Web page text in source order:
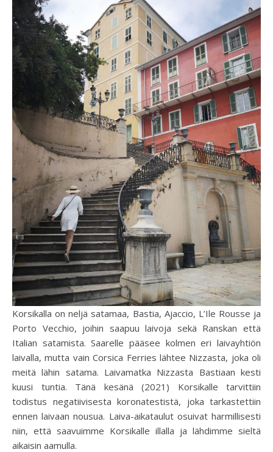
Korsikalla on neljä satamaa, Bastia, Ajaccio, L’Ile Rousse ja
Porto Vecchio, joihin saapuu laivoja sekä Ranskan että
Italian satamista. Saarelle pääsee kolmen eri laivayhtiön
laivalla, mutta vain Corsica Ferries lähtee Nizzasta, joka oli
meitä lähin satama. Laivamatka Nizzasta Bastiaan kesti
kuusi tuntia. Tänä kesänä (2021) Korsikalle tarvittiin
todistus negatiivisesta koronatestistä, joka tarkastettiin
ennen laivaan nousua. Laiva-aikataulut osuivat harmillisesti
niin, että saavuimme Korsikalle illalla ja lähdimme sieltä
aikaisin aamulla.